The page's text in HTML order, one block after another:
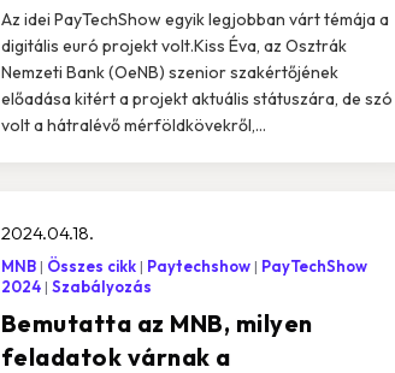
Az idei PayTechShow egyik legjobban várt témája a
digitális euró projekt volt.Kiss Éva, az Osztrák
Nemzeti Bank (OeNB) szenior szakértőjének
előadása kitért a projekt aktuális státuszára, de szó
volt a hátralévő mérföldkövekről,...
Bemutatta az MNB, milyen
feladatok várnak a
2024.04.18.
MNB Összes cikk Paytechshow
PayTechShow
2024 Szabályozás